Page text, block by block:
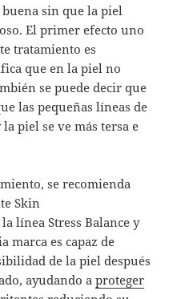
sin que la piel
El primer efecto uno
tratamiento es
que en la piel no
se puede decir que
las pequeñas líneas de
piel se ve más tersa e
se recomienda
Skin
línea Stress Balance y
marca es capaz de
de la piel después
ayudando aproteger